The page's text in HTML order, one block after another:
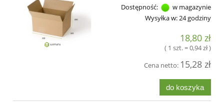
Dostępność:
w magazynie
Wysyłka w:24 godziny
18,80 zł
( 1 szt. = 0,94 zł )
Cena netto: 15,28 zł
do koszyka